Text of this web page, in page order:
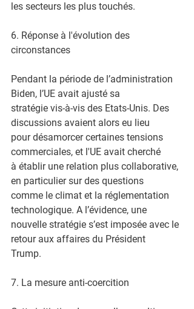
les secteurs les plus touchés.
6. Réponse à l'évolution des
circonstances
Pendant la période de l’administration
Biden, l’UE avait ajusté sa
stratégie vis-à-vis des Etats-Unis. Des
discussions avaient alors eu lieu
pour désamorcer certaines tensions
commerciales, et l'UE avait cherché
à établir une relation plus collaborative,
en particulier sur des questions
comme le climat et la réglementation
technologique. A l’évidence, une
nouvelle stratégie s’est imposée avec le
retour aux affaires du Président
Trump.
7. La mesure anti-coercition